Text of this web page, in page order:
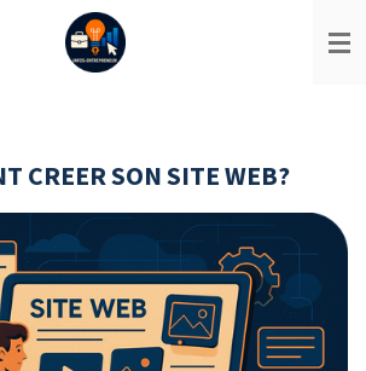
CREER SON SITE WEB?